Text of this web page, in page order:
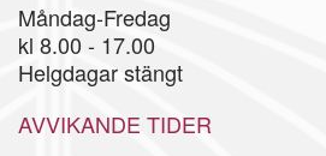
Måndag-Fredag
kl 8.00 - 17.00
Helgdagar stängt
AVVIKANDE TIDER